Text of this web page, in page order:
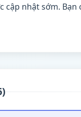
cập nhật sớm.